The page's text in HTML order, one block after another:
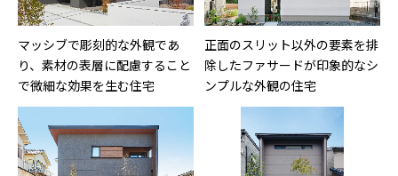
マッシブで彫刻的な外観であ
り、素材の表層に配慮すること
で微細な効果を生む住宅
正面のスリット以外の要素を排
除したファサードが印象的なシ
ンプルな外観の住宅